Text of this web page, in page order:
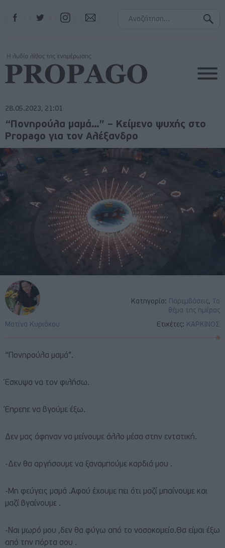
Instagram
28.05.2023, 21:01
Κατηγορία: Παρεμβάσεις, Το
θέμα της ημέρας
Ετικέτες: ΚΑΡΚΙΝΟΣ
Ματίνα Κυριάκου
“Πονηρούλα μαμά…” – Κείμενο ψυχής στο
Propago για τον Αλέξανδρο
“Πονηρούλα μαμά”.
Έσκυψα να τον φιλήσω.
Έπρεπε να βγούμε έξω.
Δεν μας άφηναν να μείνουμε άλλο μέσα στην εντατική.
-Δεν θα αργήσουμε να ξαναμπούμε καρδιά μου .
-Μη φεύγεις μαμά .Αφού έχουμε πει ότι μαζί μπαίνουμε και
μαζί βγαίνουμε .
-Ναι μωρό μου ,δεν θα φύγω από το νοσοκομείο.Θα είμαι έξω
από την πόρτα σου .